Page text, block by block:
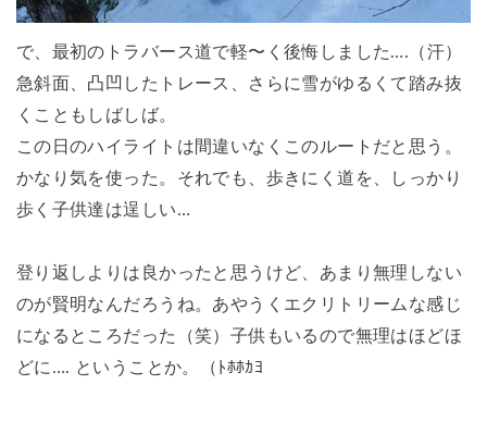
で、最初のトラバース道で軽〜く後悔しました….（汗）
急斜面、凸凹したトレース、さらに雪がゆるくて踏み抜
くこともしばしば。
この日のハイライトは間違いなくこのルートだと思う。
かなり気を使った。それでも、歩きにく道を、しっかり
歩く子供達は逞しい…
登り返しよりは良かったと思うけど、あまり無理しない
のが賢明なんだろうね。あやうくエクリトリームな感じ
になるところだった（笑）子供もいるので無理はほどほ
どに…. ということか。（ﾄﾎﾎｶﾖ